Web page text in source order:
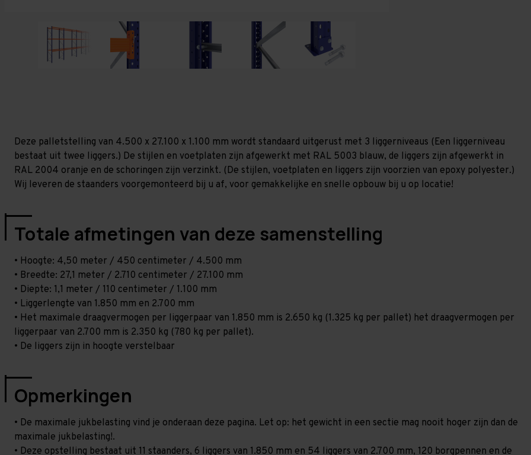
Deze palletstelling van 4.500 x 27.100 x 1.100 mm wordt standaard uitgerust met 3 liggerniveaus (Een liggerniveau
bestaat uit twee liggers.) De stijlen en voetplaten zijn afgewerkt met RAL 5003 blauw, de liggers zijn afgewerkt in
RAL 2004 oranje en de schoringen zijn verzinkt. (De stijlen, voetplaten en liggers zijn voorzien van epoxy polyester.)
Wij leveren de staanders voorgemonteerd bij u af, voor gemakkelijke en snelle opbouw bij u op locatie!
Totale afmetingen van deze samenstelling
• Hoogte: 4,50 meter / 450 centimeter / 4.500 mm
• Breedte: 27,1 meter / 2.710 centimeter / 27.100 mm
• Diepte: 1,1 meter / 110 centimeter / 1.100 mm
• Liggerlengte van 1.850 mm en 2.700 mm
• Het maximale draagvermogen per liggerpaar van 1.850 mm is 2.650 kg (1.325 kg per pallet) het draagvermogen per
liggerpaar van 2.700 mm is 2.350 kg (780 kg per pallet).
• De liggers zijn in hoogte verstelbaar
Opmerkingen
• De maximale jukbelasting vind je onderaan deze pagina. Let op: het gewicht in een sectie mag nooit hoger zijn dan de
maximale jukbelasting!.
• Deze opstelling bestaat uit 11 staanders, 6 liggers van 1.850 mm en 54 liggers van 2.700 mm, 120 borgpennen en de